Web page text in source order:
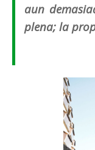
aun
plena; la